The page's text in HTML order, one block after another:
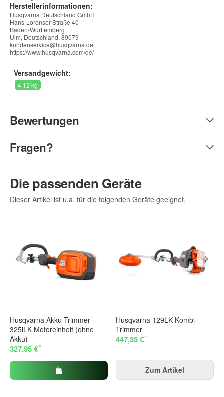
Herstellerinformationen:
Husqvarna Deutschland GmbH
Hans-Lorenser-Straße 40
Baden-Württemberg
Ulm, Deutschland, 89079
kundenservice@husqvarna.de
https://www.husqvarna.com/de/
Versandgewicht:
4,12 kg
Bewertungen
Fragen?
Die passenden Geräte
Dieser Artikel ist u.a. für die folgenden Geräte geeignet.
Husqvarna Akku-Trimmer
325iLK Motoreinheit (ohne
Akku)
327,95 €*
Husqvarna 129LK Kombi-
Trimmer
447,35 €*
Zum Artikel